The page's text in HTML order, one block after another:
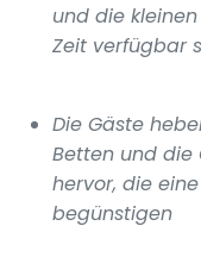
und die
Zeit verfügbar
Die Gäste
Betten und
hervor, die
begünstigen